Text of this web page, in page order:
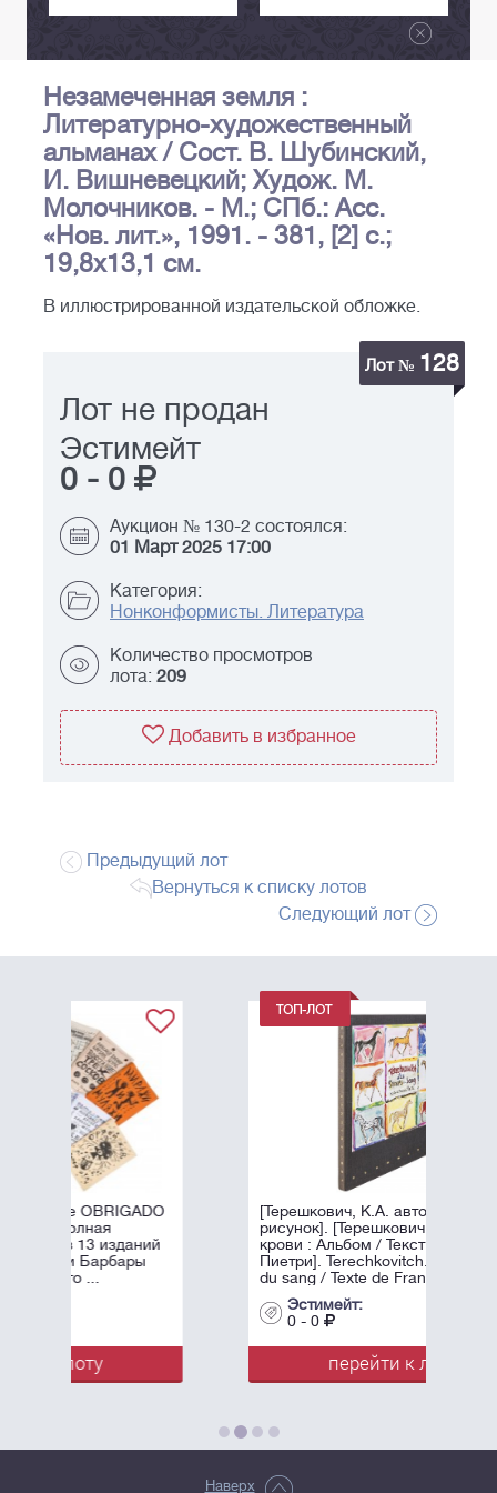
Незамеченная земля :
Литературно-художественный
альманах / Сост. В. Шубинский,
И. Вишневецкий; Худож. М.
Молочников. - М.; СПб.: Асс.
«Нов. лит.», 1991. - 381, [2] с.;
19,8х13,1 см.
В иллюстрированной издательской обложке.
Лот № 128
Лот не продан
Эстимейт
0 - 0
Аукцион № 130-2 состоялся:
01 Март 2025 17:00
Категория:
Нонконформисты. Литература
Количество просмотров
лота: 209
Добавить в избранное
Предыдущий лот
Вернуться к списку лотов
Следующий лот
[Терешкович, К.А. автограф и
рисунок]. [Терешкович. Принцы
крови : Альбом / Текст Франсуа
Пиетри]. Terechkovitch. Les princes
du sang / Texte de Francois Pietri. - ...
Наверх